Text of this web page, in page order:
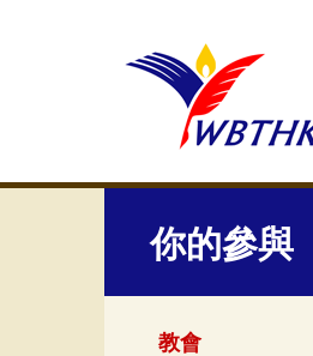
你的參與
教會